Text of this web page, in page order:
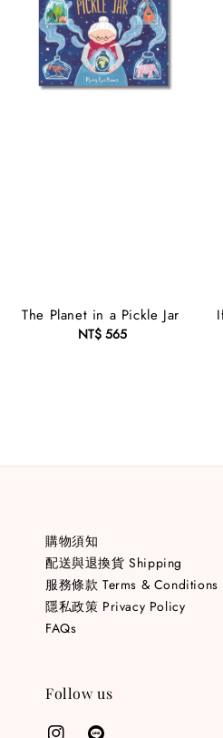
The Planet in a Pickle Jar
Regular
NT$ 565
購物須知
配送與退換貨 Shipping
服務條款 Terms & Conditions
隱私政策 Privacy Policy
FAQs
Follow us